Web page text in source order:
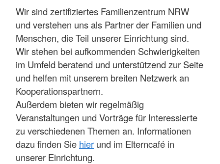
Wir sind zertifiziertes Familienzentrum NRW
und verstehen uns als Partner der Familien und
Menschen, die Teil unserer Einrichtung sind.
Wir stehen bei aufkommenden Schwierigkeiten
im Umfeld beratend und unterstützend zur Seite
und helfen mit unserem breiten Netzwerk an
Kooperationspartnern.
Außerdem bieten wir regelmäßig
Veranstaltungen und Vorträge für Interessierte
zu verschiedenen Themen an. Informationen
dazu finden Sie hier und im Elterncafé in
unserer Einrichtung.